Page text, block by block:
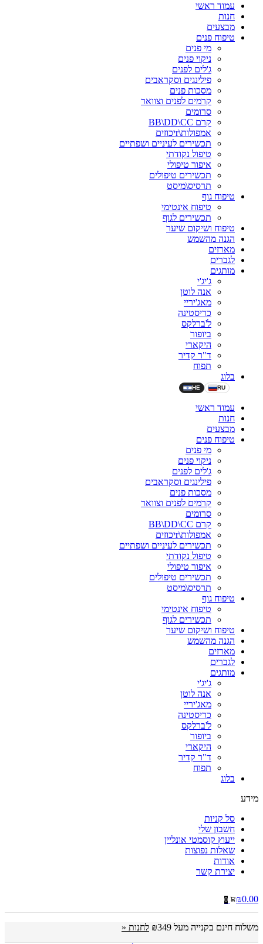
עמוד ראשי
חנות
מבצעים
טיפוח פנים
מי פנים
ניקוי פנים
ג'לים לפנים
פילינגים וסקראבים
מסכות פנים
קרמים לפנים וצוואר
סרומים
קרם BB\DD\CC
אמפולות\rיכוזים
תכשירים לעיניים ושפתיים
טיפול נקודתי
איפור טיפולי
תכשירים טיפולים
תרסיס\מיסט
טיפוח גוף
טיפוח אינטימי
תכשירים לגוף
טיפוח ושיקום שיער
הגנה מהשמש
מארזים
לגברים
מותגים
ג'יג'י
אנה לוטן
מאג'יריי
כריסטינה
ל'ברלקס
ביופור
היקארי
ד"ר קדיר
תפוח
בלוג
HE RU
עמוד ראשי
חנות
מבצעים
טיפוח פנים
מי פנים
ניקוי פנים
ג'לים לפנים
פילינגים וסקראבים
מסכות פנים
קרמים לפנים וצוואר
סרומים
קרם BB\DD\CC
אמפולות\rיכוזים
תכשירים לעיניים ושפתיים
טיפול נקודתי
איפור טיפולי
תכשירים טיפולים
תרסיס\מיסט
טיפוח גוף
טיפוח אינטימי
תכשירים לגוף
טיפוח ושיקום שיער
הגנה מהשמש
מארזים
לגברים
מותגים
ג'יג'י
אנה לוטן
מאג'יריי
כריסטינה
ל'ברלקס
ביופור
היקארי
ד"ר קדיר
תפוח
בלוג
מידע
סל קניות
חשבון שלי
ייעוץ קוסמטי אונליין
שאלות נפוצות
אודות
יצירת קשר
₪0.00
0
משלוח חינם בקנייה מעל ₪349 לחנות «